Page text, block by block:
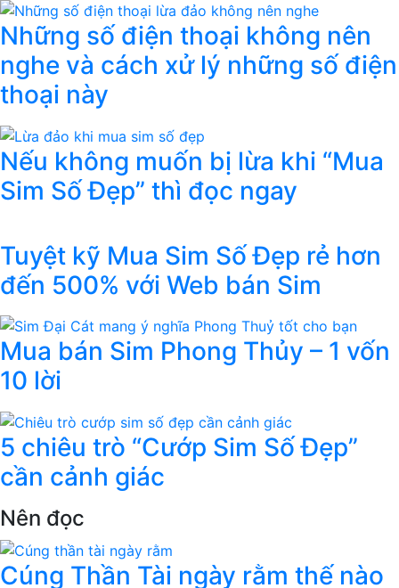
Những số điện thoại không nên
nghe và cách xử lý những số điện
thoại này
Nếu không muốn bị lừa khi “Mua
Sim Số Đẹp” thì đọc ngay
Tuyệt kỹ Mua Sim Số Đẹp rẻ hơn
đến 500% với Web bán Sim
Mua bán Sim Phong Thủy – 1 vốn
10 lời
5 chiêu trò “Cướp Sim Số Đẹp”
cần cảnh giác
Nên đọc
Cúng Thần Tài ngày rằm thế nào